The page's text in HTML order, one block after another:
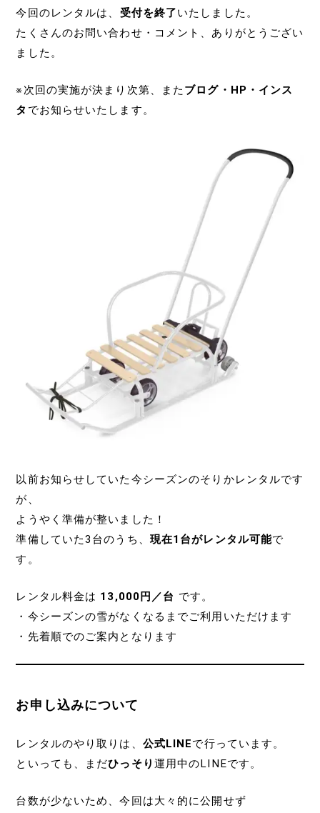
今回のレンタルは、 受付を終了いたしました。
たくさんのお問い合わせ・コメント、ありがとうござい
ました。
※次回の実施が決まり次第、また ブログ・HP・インス
タ でお知らせいたします。
以前お知らせしていた今シーズンのそりかレンタルです
が、
ようやく準備が整いました！
準備していた3台のうち、 現在1台がレンタル可能で
す。
レンタル料金は 13,000円／台 です。
・今シーズンの雪がなくなるまでご利用いただけます
・先着順でのご案内となります
お申し込みについて
レンタルのやり取りは、 公式LINEで行っています。
といっても、まだひっそり 運用中のLINEです。
台数が少ないため、今回は大々的に公開せず